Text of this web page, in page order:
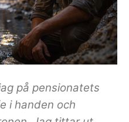
på pensionatets
i handen och